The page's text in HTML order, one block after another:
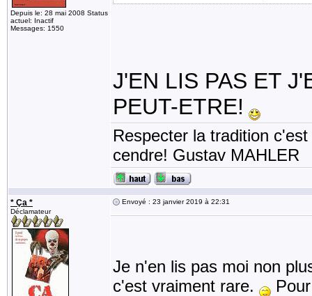
Depuis le: 28 mai 2008 Status
actuel: Inactif
Messages: 1550
J'EN LIS PAS ET
PEUT-ETRE!
Respecter la tradition
cendre! Gustav MAHLER
* Ça *
Déclamateur
Envoyé : 23 janvier 2019 à 22:31
Je n'en lis pas moi non
c'est vraiment rare.